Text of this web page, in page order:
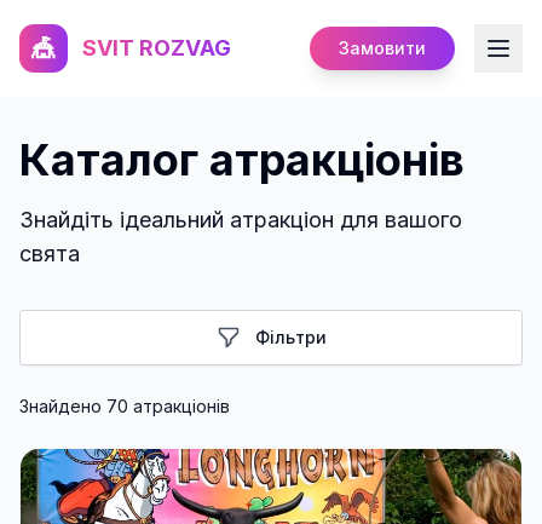
🎪 SVIT ROZVAG Замовити
Каталог атракціонів
Знайдіть ідеальний атракціон для вашого
свята
Фільтри
Знайдено 70 атракціонів